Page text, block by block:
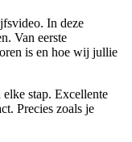
In deze
Van eerste
is en hoe wij jullie
stap. Excellente
Precies zoals je